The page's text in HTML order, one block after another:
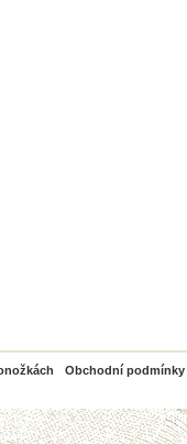
Obchodní podmínky
PayPal